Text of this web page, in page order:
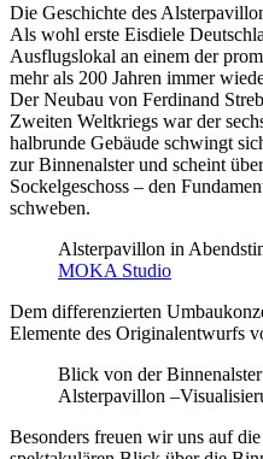
Die Geschichte des
Als wohl erste Eisdiele
Ausflugslokal an einem der
mehr als 200 Jahren immer
Der Neubau von Ferdinand
Zweiten Weltkriegs war der
halbrunde Gebäude schwingt
zur Binnenalster und scheint
Sockelgeschoss – den
schweben.
Alsterpavillon in
MOKA Studio
Dem differenzierten
Elemente des Originalentwurfs
Blick von der
Alsterpavillon –
Besonders freuen wir uns auf